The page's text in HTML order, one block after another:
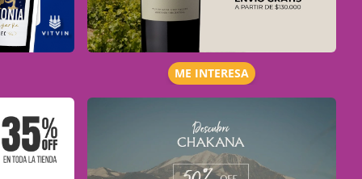
ME INTERESA